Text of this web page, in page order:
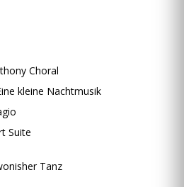
Choral
kleine Nachtmusik
Suite
Tanz